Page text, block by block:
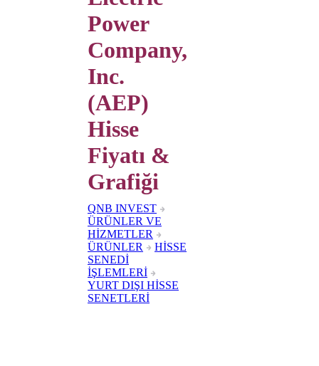
Power
Company,
Inc.
(AEP)
Hisse
Fiyatı &
Grafiği
QNB INVEST
ÜRÜNLER VE
HİZMETLER
ÜRÜNLER
HİSSE
SENEDİ
İŞLEMLERİ
YURT DIŞI HİSSE
SENETLERİ